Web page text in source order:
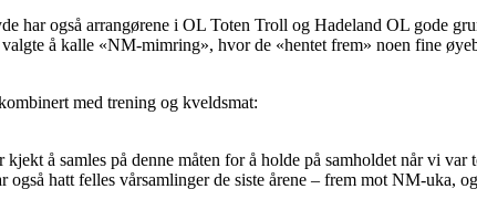
har også arrangørene i OL Toten Troll og Hadeland OL gode
å kalle «NM-mimring», hvor de «hentet frem» noen fine
med trening og kveldsmat:
kjekt å samles på denne måten for å holde på samholdet når vi
også hatt felles vårsamlinger de siste årene – frem mot NM-uka,